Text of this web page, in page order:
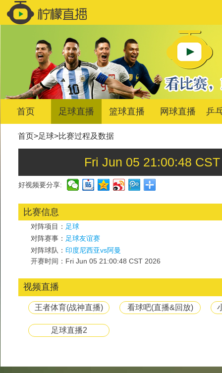
首页 足球直播 篮球直播 网球直播 乒
首页>足球>比赛过程及数据
Fri Jun 05 21:00:48
好视频要分享:
比赛信息
对阵项目： 足球
对阵赛事： 足球友谊赛
对阵球队： 印度尼西亚vs阿曼
开赛时间：Fri Jun 05 21:00:48 CST 2026
视频直播
王者体育(战神直播) 看球吧(直播&回放)
足球直播2